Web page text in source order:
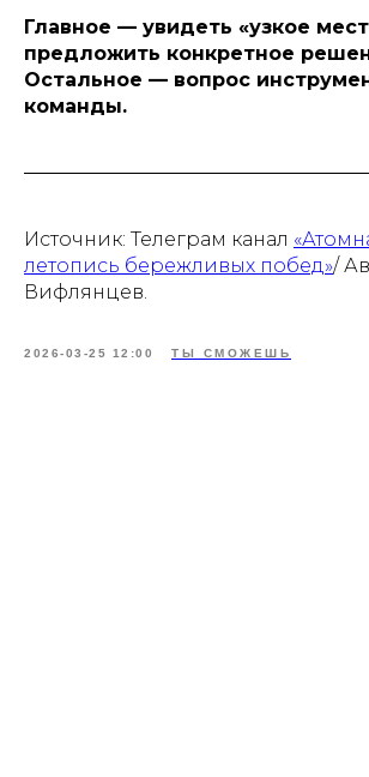
Главное — увидеть «узкое
предложить конкретное
Остальное — вопрос
команды.
Источник: Телеграм канал
летопись бережливых побед»/
Вифлянцев.
2026-03-25 12:00 ТЫ СМОЖЕШЬ